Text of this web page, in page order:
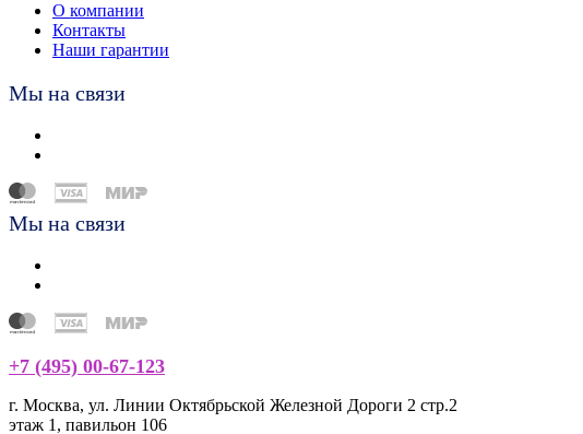
О компании
Контакты
Наши гарантии
Мы на связи
Мы на связи
+7 (495) 00-67-123
г. Москва, ул. Линии Октябрьской Железной Дороги 2 стр.2
этаж 1, павильон 106